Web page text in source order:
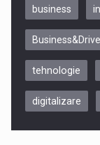
Be Inspired.
business
Business&Drive
tehnologie
digitalizare